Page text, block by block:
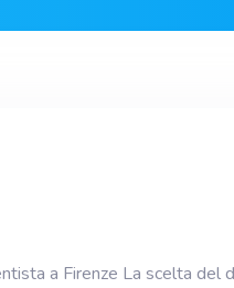
a Firenze La scelta del